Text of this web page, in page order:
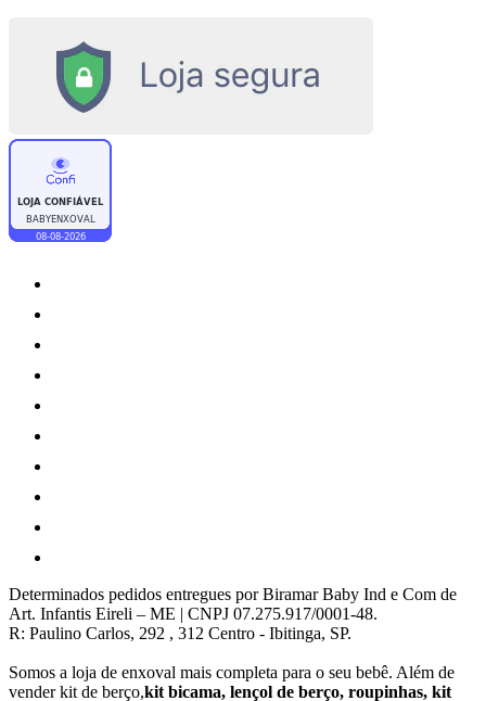
Determinados pedidos entregues por Biramar Baby Ind e Com de
Art. Infantis Eireli – ME | CNPJ 07.275.917/0001-48.
R: Paulino Carlos, 292 , 312 Centro - Ibitinga, SP.
Somos a loja de enxoval mais completa para o seu bebê. Além de
vender kit de berço,kit bicama, lençol de berço, roupinhas, kit